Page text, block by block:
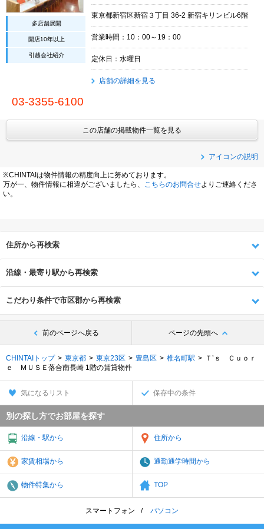
多店舗展開
開店10年以上
引越会社紹介
東京都新宿区新宿３丁目 36-2 新宿キリンビル6階
営業時間：10：00～19：00
定休日：水曜日
店舗の詳細を見る
03-3355-6100
この店舗の掲載物件一覧を見る
アイコンの説明
※CHINTAIは物件情報の精度向上に努めております。
万が一、物件情報に相違がございましたら、
こちらのお問合せよりご連絡くださ
い。
住所から再検索
沿線・最寄り駅から再検索
こだわり条件で市区郡から再検索
前のページへ戻る ページの先頭へ
CHINTAIトップ 東京都 東京23区 豊島区 椎名町駅
Ｔ’ｓ Ｃｕｏｒ
ｅ ＭＵＳＥ落合南長崎 1階の賃貸物件
気になるリスト 保存中の条件
別の探し方でお部屋を探す
沿線・駅から 住所から
家賃相場から 通勤通学時間から
物件特集から TOP
スマートフォン パソコン